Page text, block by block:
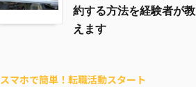
約する方法を経験者が教
えます
スマホで簡単！転職活動スタート